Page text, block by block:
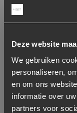
Deze website
We gebruiken
personaliseren,
en om ons
informatie over
partners voor
Protexx
5 jaar garantie
49,95
Niet op voorraad
Kleur